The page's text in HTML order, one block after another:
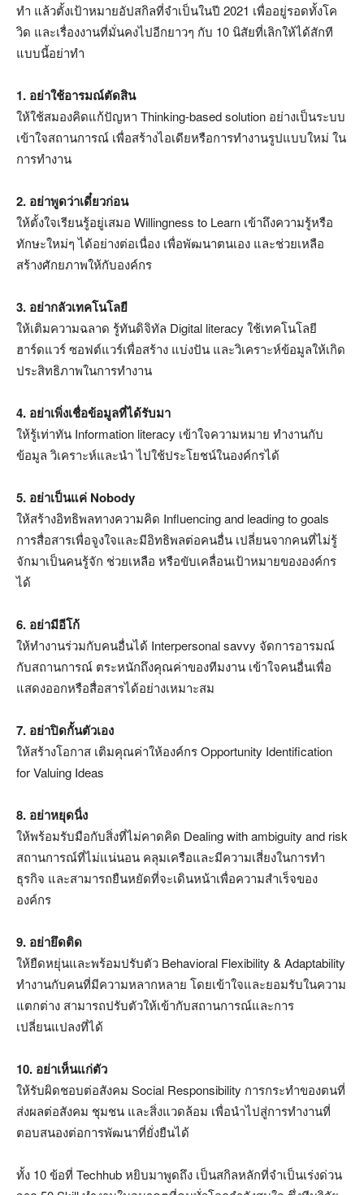
ทำ แล้วตั้งเป้าหมายอัปสกิลที่จำเป็นในปี 2021 เพื่ออยู่รอดทั้งโค
วิด และเรื่องงานที่มั่นคงไปอีกยาวๆ กับ 10 นิสัยที่เลิกให้ได้สักที
แบบนี้อย่าทำ
1. อย่าใช้อารมณ์ตัดสิน
ให้ใช้สมองคิดแก้ปัญหา Thinking-based solution อย่างเป็นระบบ
เข้าใจสถานการณ์ เพื่อสร้างไอเดียหรือการทำงานรูปแบบใหม่ ใน
การทำงาน
2. อย่าพูดว่าเดี๋ยวก่อน
ให้ตั้งใจเรียนรู้อยู่เสมอ Willingness to Learn เข้าถึงความรู้หรือ
ทักษะใหม่ๆ ได้อย่างต่อเนื่อง เพื่อพัฒนาตนเอง และช่วยเหลือ
สร้างศักยภาพให้กับองค์กร
3. อย่ากลัวเทคโนโลยี
ให้เติมความฉลาด รู้ทันดิจิทัล Digital literacy ใช้เทคโนโลยี
ฮาร์ดแวร์ ซอฟต์แวร์เพื่อสร้าง แบ่งปัน และวิเคราะห์ข้อมูลให้เกิด
ประสิทธิภาพในการทำงาน
4. อย่าเพิ่งเชื่อข้อมูลที่ได้รับมา
ให้รู้เท่าทัน Information literacy เข้าใจความหมาย ทำงานกับ
ข้อมูล วิเคราะห์และนำ ไปใช้ประโยชน์ในองค์กรได้
5. อย่าเป็นแค่ Nobody
ให้สร้างอิทธิพลทางความคิด Influencing and leading to goals
การสื่อสารเพื่อจูงใจและมีอิทธิพลต่อคนอื่น เปลี่ยนจากคนที่ไม่รู้
จักมาเป็นคนรู้จัก ช่วยเหลือ หรือขับเคลื่อนเป้าหมายขององค์กร
ได้
6. อย่ามีอีโก้
ให้ทำงานร่วมกับคนอื่นได้ Interpersonal savvy จัดการอารมณ์
กับสถานการณ์ ตระหนักถึงคุณค่าของทีมงาน เข้าใจคนอื่นเพื่อ
แสดงออกหรือสื่อสารได้อย่างเหมาะสม
7. อย่าปิดกั้นตัวเอง
ให้สร้างโอกาส เติมคุณค่าให้องค์กร Opportunity Identification
for Valuing Ideas
8. อย่าหยุดนิ่ง
ให้พร้อมรับมือกับสิ่งที่ไม่คาดคิด Dealing with ambiguity and risk
สถานการณ์ที่ไม่แน่นอน คลุมเครือและมีความเสี่ยงในการทำ
ธุรกิจ และสามารถยืนหยัดที่จะเดินหน้าเพื่อความสำเร็จของ
องค์กร
9. อย่ายึดติด
ให้ยืดหยุ่นและพร้อมปรับตัว Behavioral Flexibility & Adaptability
ทำงานกับคนที่มีความหลากหลาย โดยเข้าใจและยอมรับในความ
แตกต่าง สามารถปรับตัวให้เข้ากับสถานการณ์และการ
เปลี่ยนแปลงที่ได้
10. อย่าเห็นแก่ตัว
ให้รับผิดชอบต่อสังคม Social Responsibility การกระทำของตนที่
ส่งผลต่อสังคม ชุมชน และสิ่งแวดล้อม เพื่อนำไปสู่การทำงานที่
ตอบสนองต่อการพัฒนาที่ยั่งยืนได้
ทั้ง 10 ข้อที่ Techhub หยิบมาพูดถึง เป็นสกิลหลักที่จำเป็นเร่งด่วน